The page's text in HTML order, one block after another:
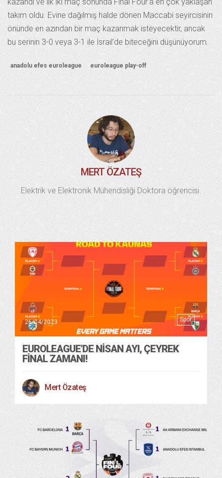
takım oldu. Evine dağılmış halde dönen Maccabi seyircisinin
önünde en azından bir maç kazanmak isteyecektir, ancak
bu serinin 3-0 veya 3-1 ile İsrail’de biteceğini düşünüyorum.
anadolu efes euroleague euroleague play-off
MERT ÖZATEŞ
Elektrik ve Elektronik Mühendisliği Doktora öğrencisi.
Spor
26/04/2023
EUROLEAGUE’DE NISAN AYI, ÇEYREK
FINAL ZAMANI!
Mert Özateş